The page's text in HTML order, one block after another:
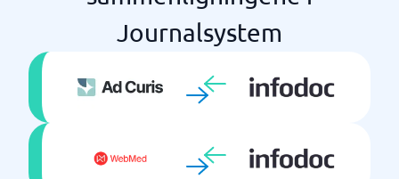
Journalsystem